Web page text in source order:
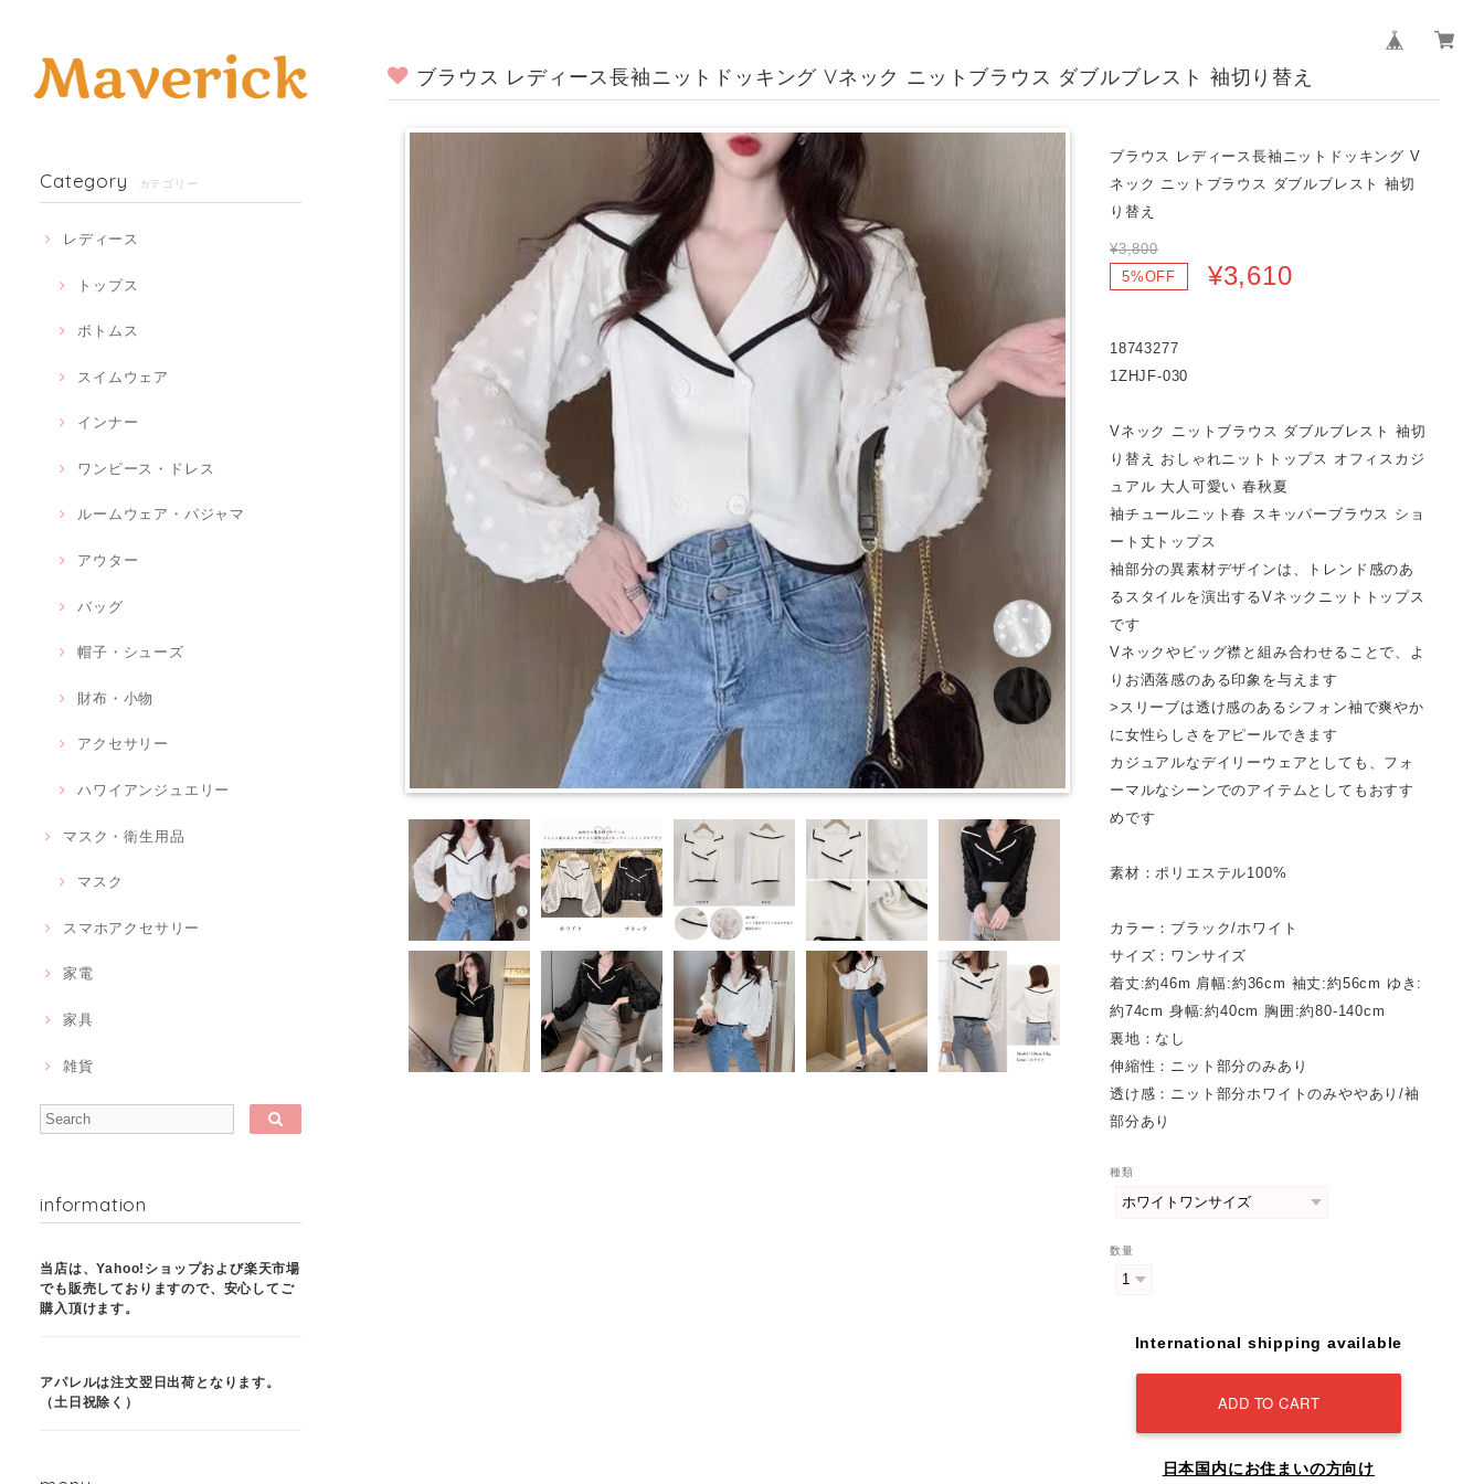
Category カテゴリー
レディース
トップス
ボトムス
スイムウェア
インナー
ワンピース・ドレス
ルームウェア・パジャマ
アウター
バッグ
帽子・シューズ
財布・小物
アクセサリー
ハワイアンジュエリー
マスク・衛生用品
マスク
スマホアクセサリー
家電
家具
雑貨
information
当店は、Yahoo!ショップおよび楽天市場
でも販売しておりますので、安心してご
購入頂けます。
アパレルは注文翌日出荷となります。
（土日祝除く）
ブラウス レディース長袖ニットドッキング Vネック ニットブラウス ダブルブレスト 袖切り替え
ブラウス レディース長袖ニットドッキング V
ネック ニットブラウス ダブルブレスト 袖切
り替え
¥3,800
5%OFF
¥3,610
18743277
1ZHJF-030
Vネック ニットブラウス ダブルブレスト 袖切
り替え おしゃれニットトップス オフィスカジ
ュアル 大人可愛い 春秋夏
袖チュールニット春 スキッパーブラウス ショ
ート丈トップス
袖部分の異素材デザインは、トレンド感のあ
るスタイルを演出するVネックニットトップス
です
Vネックやビッグ襟と組み合わせることで、よ
りお洒落感のある印象を与えます
>スリーブは透け感のあるシフォン袖で爽やか
に女性らしさをアピールできます
カジュアルなデイリーウェアとしても、フォ
ーマルなシーンでのアイテムとしてもおすす
めです
素材：ポリエステル100%
カラー：ブラック/ホワイト
サイズ：ワンサイズ
着丈:約46m 肩幅:約36cm 袖丈:約56cm ゆき:
約74cm 身幅:約40cm 胸囲:約80-140cm
裏地：なし
伸縮性：ニット部分のみあり
透け感：ニット部分ホワイトのみややあり/袖
部分あり
種類
数量
International shipping available
ADD TO CART
日本国内にお住まいの方向け